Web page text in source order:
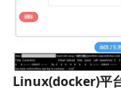
Linux(docker)平